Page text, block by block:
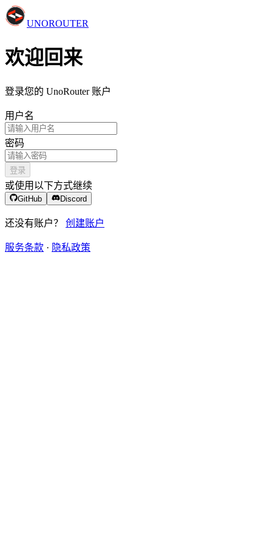
UNOROUTER
欢迎回来
登录您的 UnoRouter 账户
用户名
密码
登录
或使用以下方式继续
GitHub Discord
还没有账户？ 创建账户
服务条款 · 隐私政策